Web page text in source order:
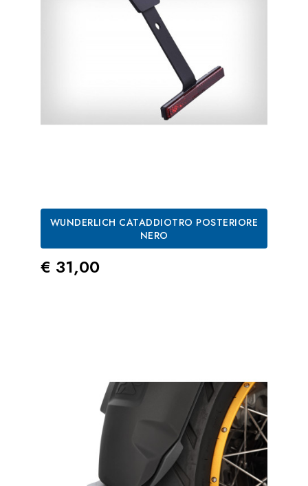
WUNDERLICH CATADDIOTRO POSTERIORE
NERO
Prezzo
€ 31,00